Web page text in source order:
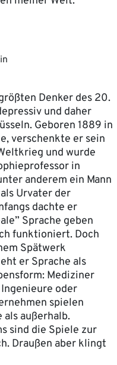
Denker des 20.
und daher
Geboren 1889 in
verschenkte er sein
und wurde
in
anderem ein Mann
Urvater der
dachte er
Sprache geben
funktioniert. Doch
Spätwerk
er Sprache als
Mediziner
oder
spielen
als außerhalb.
sind die Spiele zur
Draußen aber klingt